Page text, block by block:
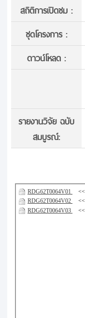
สถิติการเปิดชม :
ชุดโครงการ :
ดาวน์โหลด :
รายงานวิจัย ฉบับ
สมบูรณ์: